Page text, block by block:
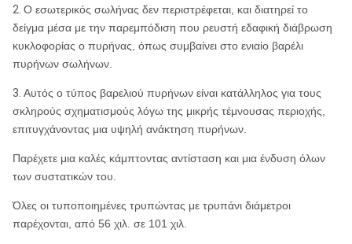
2. Ο εσωτερικός σωλήνας δεν περιστρέφεται, και διατηρεί το
δείγμα μέσα με την παρεμπόδιση που ρευστή εδαφική διάβρωση
κυκλοφορίας ο πυρήνας, όπως συμβαίνει στο ενιαίο βαρέλι
πυρήνων σωλήνων.
3. Αυτός ο τύπος βαρελιού πυρήνων είναι κατάλληλος για τους
σκληρούς σχηματισμούς λόγω της μικρής τέμνουσας περιοχής,
επιτυγχάνοντας μια υψηλή ανάκτηση πυρήνων.
Παρέχετε μια καλές κάμπτοντας αντίσταση και μια ένδυση όλων
των συστατικών του.
Όλες οι τυποποιημένες τρυπώντας με τρυπάνι διάμετροι
παρέχονται, από 56 χιλ. σε 101 χιλ.